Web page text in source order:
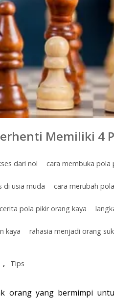
Memiliki 4
dari nol cara membuka pola
di usia muda cara merubah
cerita pola pikir orang kaya
kaya rahasia menjadi orang
, Tips
orang yang bermimpi